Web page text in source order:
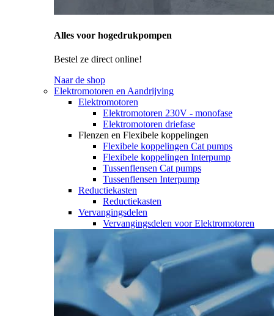
Alles voor hogedrukpompen
Bestel ze direct online!
Naar de shop
Elektromotoren en Aandrijving
Elektromotoren
Elektromotoren 230V - monofase
Elektromotoren driefase
Flenzen en Flexibele koppelingen
Flexibele koppelingen Cat pumps
Flexibele koppelingen Interpump
Tussenflensen Cat pumps
Tussenflensen Interpump
Reductiekasten
Reductiekasten
Vervangingsdelen
Vervangingsdelen voor Elektromotoren